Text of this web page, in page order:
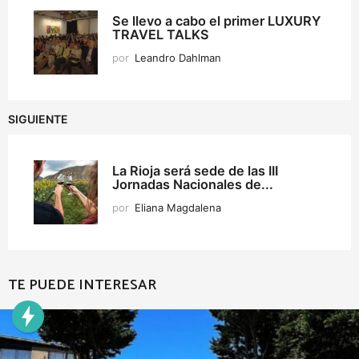
Se llevo a cabo el primer LUXURY
TRAVEL TALKS
por Leandro Dahlman
SIGUIENTE
La Rioja será sede de las III
Jornadas Nacionales de...
por Eliana Magdalena
TE PUEDE INTERESAR